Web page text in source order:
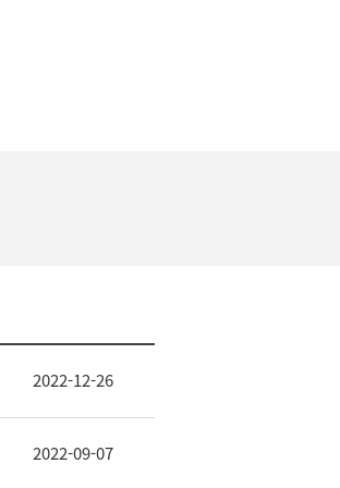
2022-12-26
2022-09-07